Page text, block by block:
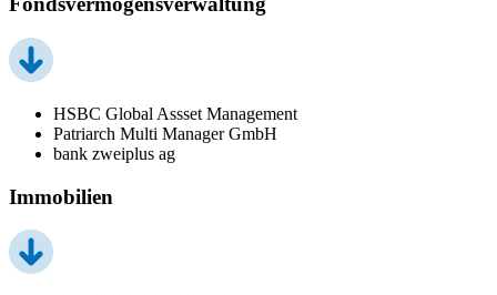
HSBC Global Assset Management
Patriarch Multi Manager GmbH
bank zweiplus ag
Immobilien